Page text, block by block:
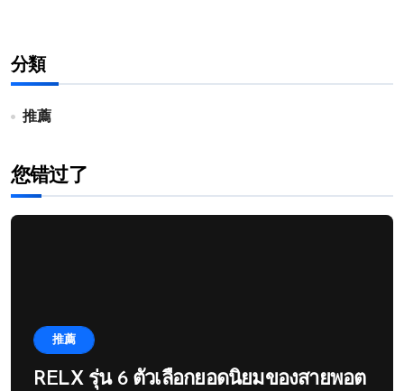
分類
推薦
您错过了
推薦
RELX รุ่น 6 ตัวเลือกยอดนิยมของสายพอต